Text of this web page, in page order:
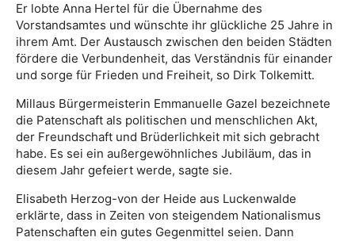
Er lobte Anna Hertel für die Übernahme des
Vorstandsamtes und wünschte ihr glückliche 25 Jahre in
ihrem Amt. Der Austausch zwischen den beiden Städten
fördere die Verbundenheit, das Verständnis für einander
und sorge für Frieden und Freiheit, so Dirk Tolkemitt.
Millaus Bürgermeisterin Emmanuelle Gazel bezeichnete
die Patenschaft als politischen und menschlichen Akt,
der Freundschaft und Brüderlichkeit mit sich gebracht
habe. Es sei ein außergewöhnliches Jubiläum, das in
diesem Jahr gefeiert werde, sagte sie.
Elisabeth Herzog-von der Heide aus Luckenwalde
erklärte, dass in Zeiten von steigendem Nationalismus
Patenschaften ein gutes Gegenmittel seien. Dann